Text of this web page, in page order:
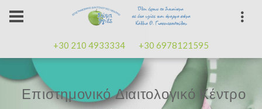
+30 210 4933334 +30 6978121595
Επαγγελματισμός, εμπειρίακαλή
Επιστημονικό Διαιτολογικό Κέντρο
Μαζί μας μπορείτε
Επαγγελματισμός, εμπειρίακαλή
Επιστημονικό Διαιτολογικό Κέντρο